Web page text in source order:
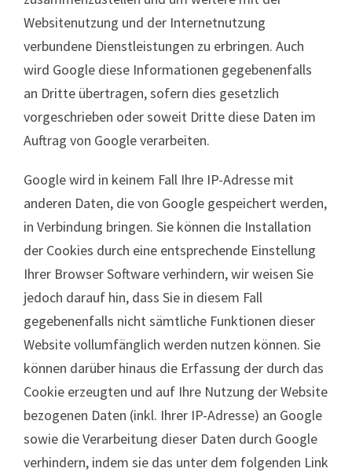
Websitenutzung und der Internetnutzung
verbundene Dienstleistungen zu erbringen. Auch
wird Google diese Informationen gegebenenfalls
an Dritte übertragen, sofern dies gesetzlich
vorgeschrieben oder soweit Dritte diese Daten im
Auftrag von Google verarbeiten.
Google wird in keinem Fall Ihre IP-Adresse mit
anderen Daten, die von Google gespeichert werden,
in Verbindung bringen. Sie können die Installation
der Cookies durch eine entsprechende Einstellung
Ihrer Browser Software verhindern, wir weisen Sie
jedoch darauf hin, dass Sie in diesem Fall
gegebenenfalls nicht sämtliche Funktionen dieser
Website vollumfänglich werden nutzen können. Sie
können darüber hinaus die Erfassung der durch das
Cookie erzeugten und auf Ihre Nutzung der Website
bezogenen Daten (inkl. Ihrer IP-Adresse) an Google
sowie die Verarbeitung dieser Daten durch Google
verhindern, indem sie das unter dem folgenden Link